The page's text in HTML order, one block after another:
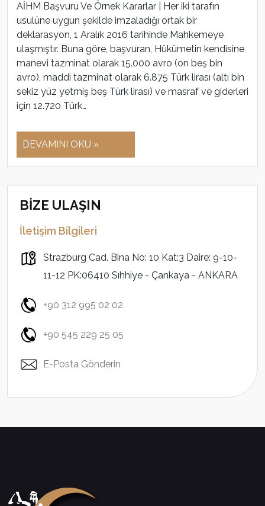
AİHM Başvuru Ve Örnek Kararlar | Her iki tarafın
usulüne uygun şekilde imzaladığı ortak bir
deklarasyon, 1 Aralık 2016 tarihinde Mahkemeye
ulaşmıştır. Buna göre, başvuran, Hükümetin kendisine
manevi tazminat olarak 15.000 avro (on beş bin
avro), maddi tazminat olarak 6.875 Türk lirası (altı bin
sekiz yüz yetmiş beş Türk lirası) ve masraf ve giderleri
için 12.720 Türk…
DEVAMINI OKU »
BİZE ULAŞIN
İletişim Bilgileri
Strazburg Cad. Bina No: 10 Kat:3 Daire: 9-10-
11-12 PK:06410 Sıhhiye - Çankaya - ANKARA
+90 312 995 02 02
+90 545 229 25 05
E-Posta Gönderin